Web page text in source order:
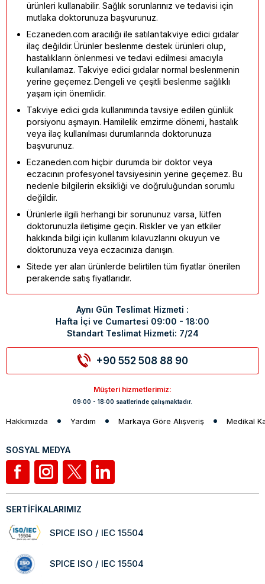
ürünleri kullanabilir. Sağlık sorunlarınız ve tedavisi için
mutlaka doktorunuza başvurunuz.
Eczaneden.com aracılığı ile satılan takviye edici gıdalar
ilaç değildir. Ürünler beslenme destek ürünleri olup,
hastalıkların önlenmesi ve tedavi edilmesi amacıyla
kullanılamaz. Takviye edici gıdalar normal beslenmenin
yerine geçemez. Dengeli ve çeşitli beslenme sağlıklı
yaşam için önemlidir.
Takviye edici gıda kullanımında tavsiye edilen günlük
porsiyonu aşmayın. Hamilelik emzirme dönemi, hastalık
veya ilaç kullanılması durumlarında doktorunuza
başvurunuz.
Eczaneden.com hiçbir durumda bir doktor veya
eczacının profesyonel tavsiyesinin yerine geçemez. Bu
nedenle bilgilerin eksikliği ve doğruluğundan sorumlu
değildir.
Ürünlerle ilgili herhangi bir sorununuz varsa, lütfen
doktorunuzla iletişime geçin. Riskler ve yan etkiler
hakkında bilgi için kullanım kılavuzlarını okuyun ve
doktorunuza veya eczacınıza danışın.
Sitede yer alan ürünlerde belirtilen tüm fiyatlar önerilen
perakende satış fiyatlarıdır.
Aynı Gün Teslimat Hizmeti :
Hafta İçi ve Cumartesi 09:00 - 18:00
Standart Teslimat Hizmeti: 7/24
+90 552 508 88 90
Müşteri hizmetlerimiz:
09:00 - 18:00 saatlerinde çalışmaktadır.
Hakkımızda Yardım Markaya Göre Alışveriş Medikal
SOSYAL MEDYA
SERTİFİKALARIMIZ
SPICE ISO / IEC 15504
SPICE ISO / IEC 15504